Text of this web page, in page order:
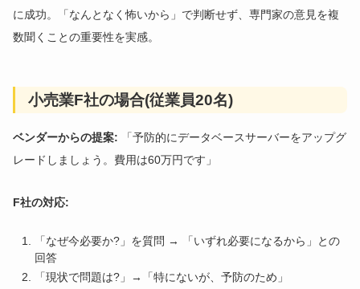
に成功。「なんとなく怖いから」で判断せず、専門家の意見を複
数聞くことの重要性を実感。
小売業F社の場合(従業員20名)
ベンダーからの提案: 「予防的にデータベースサーバーをアップグ
レードしましょう。費用は60万円です」
F社の対応:
「なぜ今必要か?」を質問 → 「いずれ必要になるから」との
回答
「現状で問題は?」→「特にないが、予防のため」